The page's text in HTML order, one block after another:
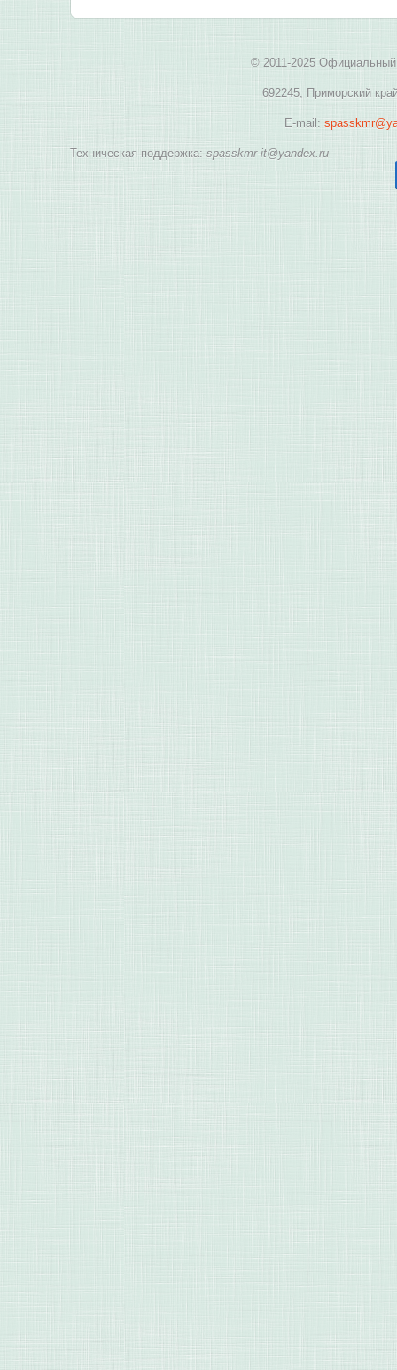
© 2011-2025 Официальный
692245, Приморский
E-mail:
Техническая поддержка: spasskmr-it@yandex.ru